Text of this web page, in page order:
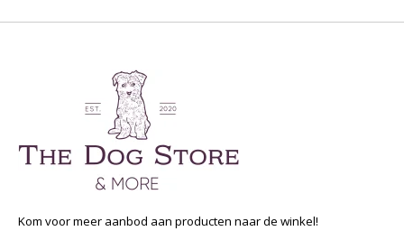
Kom voor meer aanbod aan producten naar de winkel!